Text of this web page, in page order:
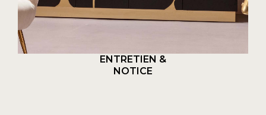
ENTRETIEN &
NOTICE